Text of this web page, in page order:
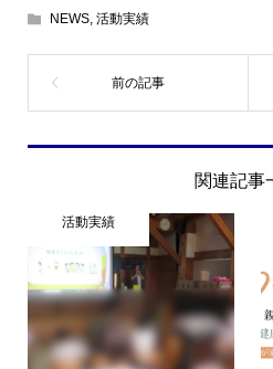
NEWS, 活動実績
関連記事
活動実績